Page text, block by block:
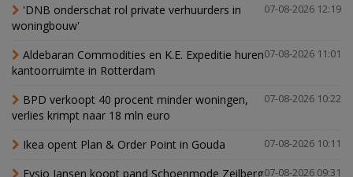
07-08-2026 12:19
'DNB onderschat rol private verhuurders in
woningbouw'
07-08-2026 11:01
Aldebaran Commodities en K.E. Expeditie huren
kantoorruimte in Rotterdam
07-08-2026 10:22
BPD verkoopt 40 procent minder woningen,
verlies krimpt naar 18 mln euro
07-08-2026 10:11
Ikea opent Plan & Order Point in Gouda
07-08-2026 09:31
Fysio Jansen koopt pand Schoenmode Zeilberg